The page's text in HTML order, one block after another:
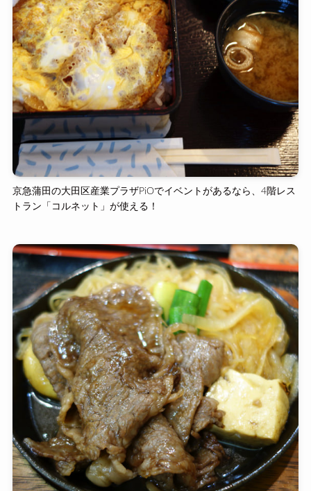
京急蒲田の大田区産業プラザPiOでイベントがあるなら、4階レス
トラン「コルネット」が使える！